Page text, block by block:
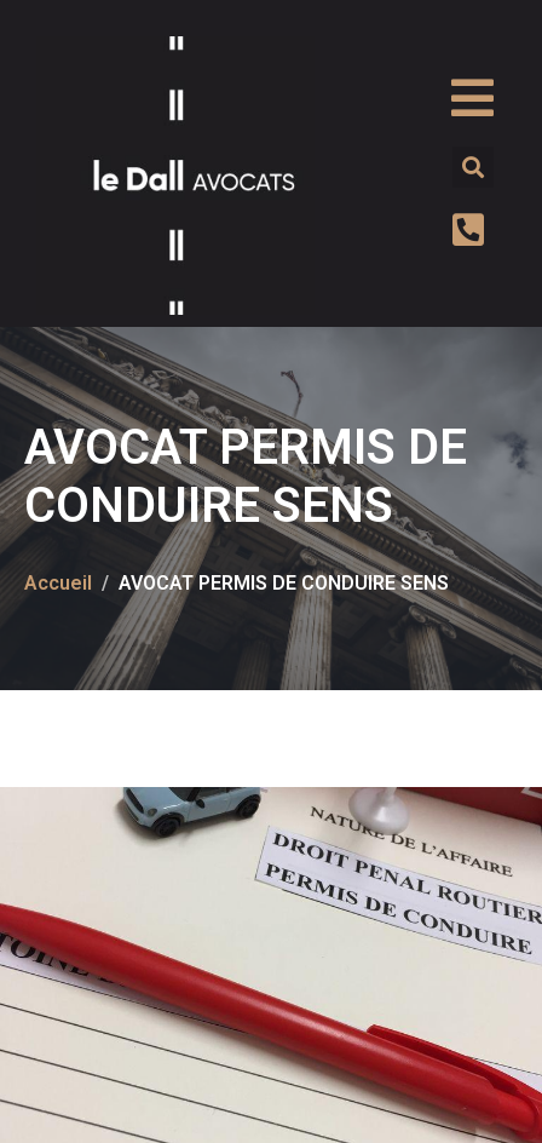
AVOCAT PERMIS DE
CONDUIRE SENS
Accueil AVOCAT PERMIS DE CONDUIRE SENS